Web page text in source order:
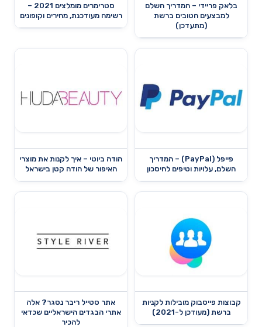
בלאק פריידי – המדריך השלם
למבצעים הטובים ברשת
(מתעדכן)
סטרימרים מומלצים 2021 –
רשימה מעודכנת, מחירים וקופונים
פייפל (PayPal) – המדריך
השלם, עלויות וטיפים לחיסכון
הודה ביוטי – איך לקנות את מוצרי
האיפור של הודה קטן בישראל
קבוצות פייסבוק מובילות לקניות
ברשת (מעודכן ל-2021)
אתר סטייל ריבר נסגר? אלה
אתרי הבגדים הישראליים שכדאי
להכיר